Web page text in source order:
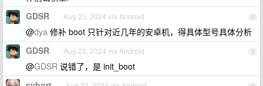
2
GDSR Aug 23, 2024 via Android
@dya 修补 boot 只针对近几年的安卓机，得具体型号具体分析
3
GDSR Aug 23, 2024 via Android
@GDSR 说错了，是 init_boot